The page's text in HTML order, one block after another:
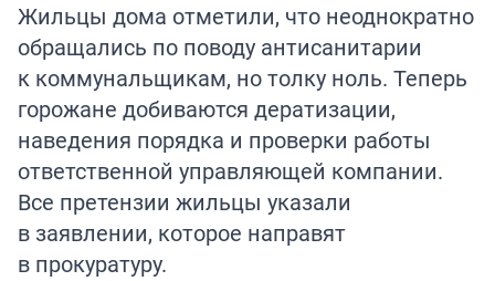
Жильцы дома отметили, что неоднократно
обращались по поводу антисанитарии
к коммунальщикам, но толку ноль. Теперь
горожане добиваются дератизации,
наведения порядка и проверки работы
ответственной управляющей компании.
Все претензии жильцы указали
в заявлении, которое направят
в прокуратуру.